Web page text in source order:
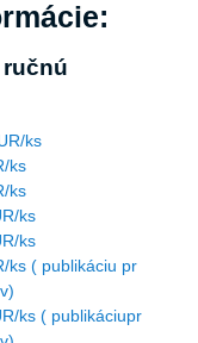
ks
ks
ks
ks
ks
ks ( publikáciu pr
ks ( publikáciupr